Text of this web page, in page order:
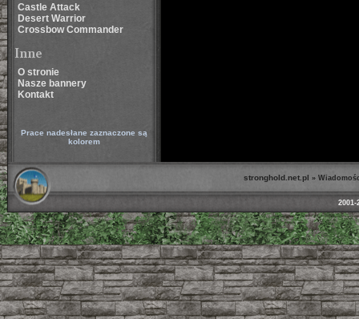
Castle Attack
Desert Warrior
Crossbow Commander
Inne
O stronie
Nasze bannery
Kontakt
Prace nadesłane zaznaczone są
kolorem
stronghold.net.pl »